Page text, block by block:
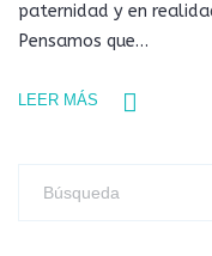
paternidad y en
Pensamos que…
LEER MÁS